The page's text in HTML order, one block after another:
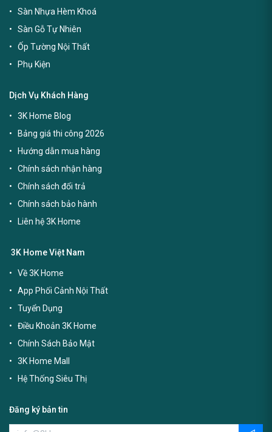
Sàn Nhựa Hèm Khoá
Sàn Gỗ Tự Nhiên
Ốp Tường Nội Thất
Phụ Kiện
Dịch Vụ Khách Hàng
3K Home Blog
Bảng giá thi công 2026
Hướng dẫn mua hàng
Chính sách nhận hàng
Chính sách đổi trả
Chính sách bảo hành
Liên hệ 3K Home
3K Home Việt Nam
Về 3K Home
App Phối Cảnh Nội Thất
Tuyển Dụng
Điều Khoản 3K Home
Chính Sách Bảo Mật
3K Home Mall
Hệ Thống Siêu Thị
Đăng ký bản tin